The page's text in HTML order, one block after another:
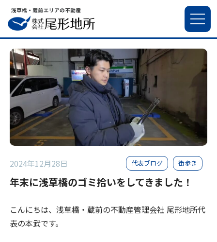
2024年12月28日 代表ブログ 街歩き
年末に浅草橋のゴミ拾いをしてきました！
こんにちは、浅草橋・蔵前の不動産管理会社 尾形地所代
表の本武です。